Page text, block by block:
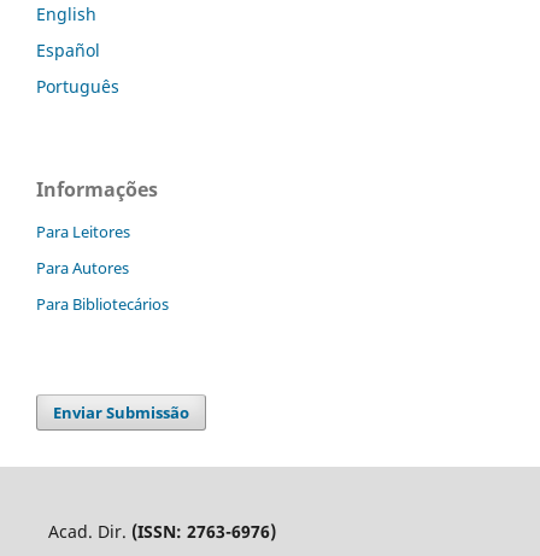
English
Español
Português
Informações
Para Leitores
Para Autores
Para Bibliotecários
Enviar Submissão
Acad. Dir. (ISSN: 2763-6976)